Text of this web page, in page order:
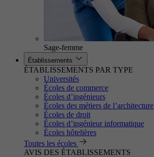
Sage-femme
Établissements
ÉTABLISSEMENTS PAR TYPE
Universités
Écoles de commerce
Écoles d’ingénieurs
Écoles des métiers de l’architecture
Écoles de droit
Écoles d’ingénieur informatique
Écoles hôtelières
Toutes les écoles
AVIS DES ÉTABLISSEMENTS